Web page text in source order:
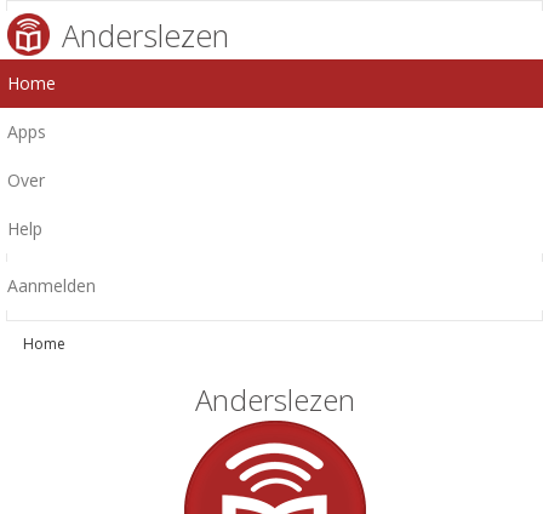
Anderslezen
Home
Apps
Over
Help
Aanmelden
Home
Anderslezen